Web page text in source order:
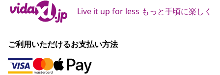
Live it up for less もっと手頃に楽しく
ご利用いただけるお支払い方法